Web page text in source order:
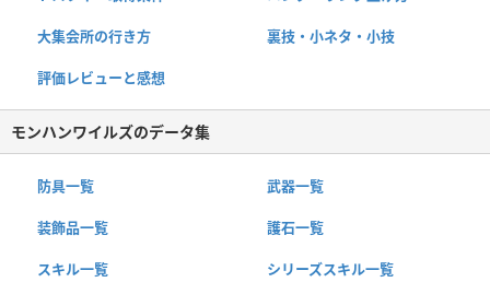
大集会所の行き方 裏技・小ネタ・小技
評価レビューと感想
モンハンワイルズのデータ集
防具一覧 武器一覧
装飾品一覧 護石一覧
スキル一覧 シリーズスキル一覧